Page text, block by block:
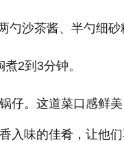
沙茶酱、半勺细砂
2到3分钟。
仔。这道菜口感鲜
入味的佳肴，让他们